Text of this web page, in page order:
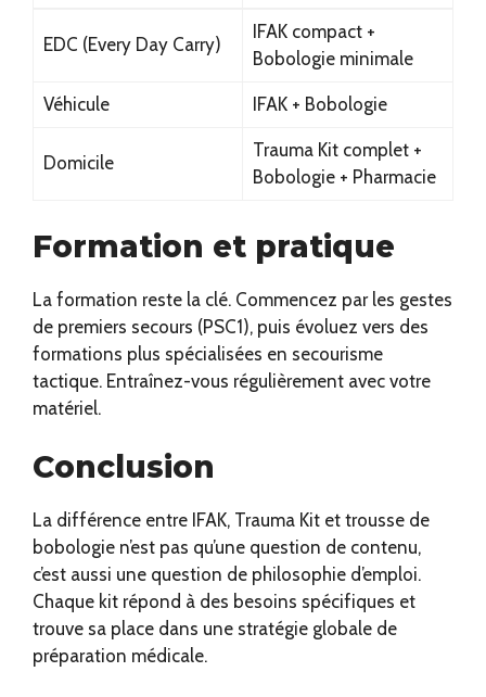
EDC (Every Day Carry)
IFAK compact +
Bobologie minimale
Véhicule IFAK + Bobologie
Domicile
Trauma Kit complet +
Bobologie + Pharmacie
Formation et pratique
La formation reste la clé. Commencez par les gestes
de premiers secours (PSC1), puis évoluez vers des
formations plus spécialisées en secourisme
tactique. Entraînez-vous régulièrement avec votre
matériel.
Conclusion
La différence entre IFAK, Trauma Kit et trousse de
bobologie n’est pas qu’une question de contenu,
c’est aussi une question de philosophie d’emploi.
Chaque kit répond à des besoins spécifiques et
trouve sa place dans une stratégie globale de
préparation médicale.